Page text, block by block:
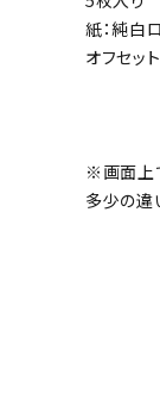
紙：純白
オフセッ
※画面上
多少の違